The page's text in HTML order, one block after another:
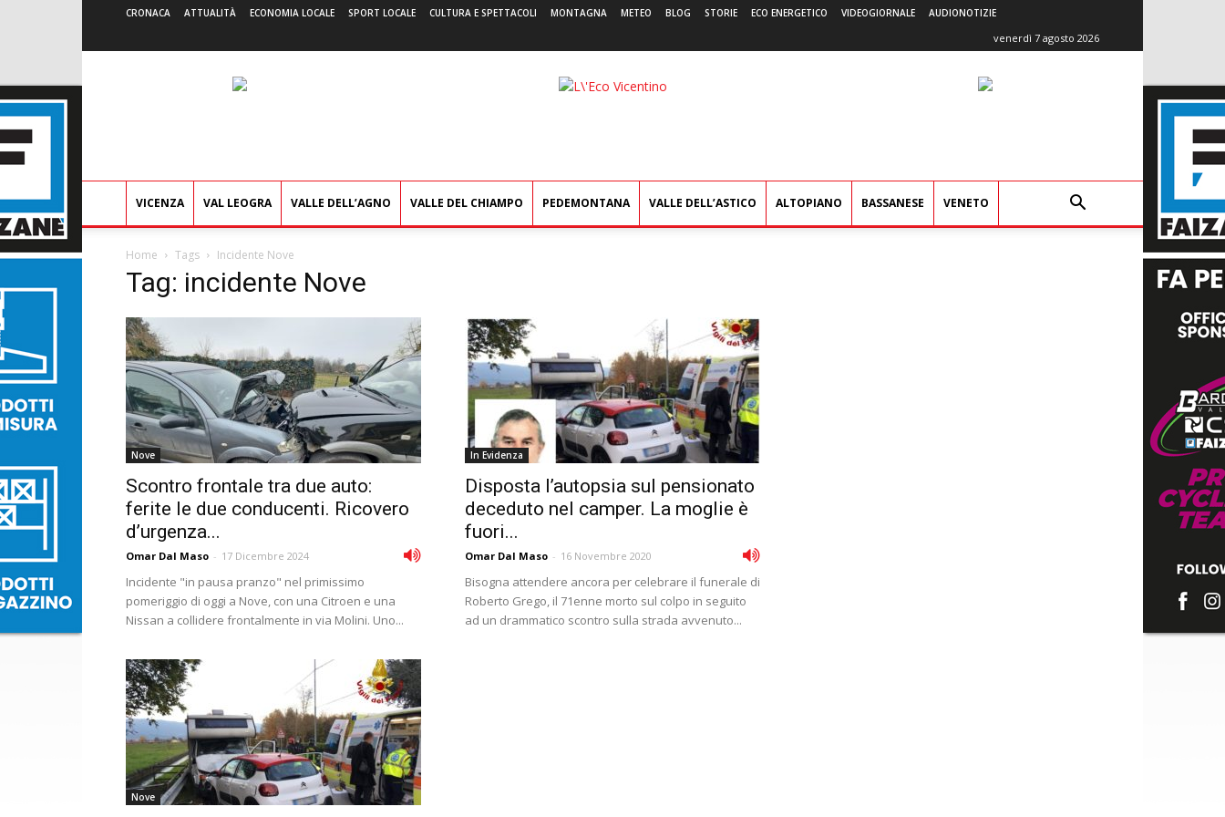
CRONACA ATTUALITÀ ECONOMIA LOCALE SPORT LOCALE CULTURA E SPETTACOLI MONTAGNA METEO BLOG STORIE ECO ENERGETICO VIDEOGIORNALE AUDIONOTIZIE
venerdì 7 agosto 2026
L'Eco
VICENZA VAL LEOGRA VALLE DELL’AGNO VALLE DEL CHIAMPO PEDEMONTANA VALLE DELL’ASTICO ALTOPIANO BASSANESE VENETO
Home Tags Incidente Nove
Tag: incidente Nove
Nove
Scontro frontale tra due auto:
ferite le due conducenti. Ricovero
d’urgenza...
Omar Dal Maso - 17 Dicembre 2024
Incidente "in pausa pranzo" nel primissimo
pomeriggio di oggi a Nove, con una Citroen e una
Nissan a collidere frontalmente in via Molini. Uno...
In Evidenza
Disposta l’autopsia sul pensionato
deceduto nel camper. La moglie è
fuori...
Omar Dal Maso - 16 Novembre 2020
Bisogna attendere ancora per celebrare il funerale di
Roberto Grego, il 71enne morto sul colpo in seguito
ad un drammatico scontro sulla strada avvenuto...
Nove